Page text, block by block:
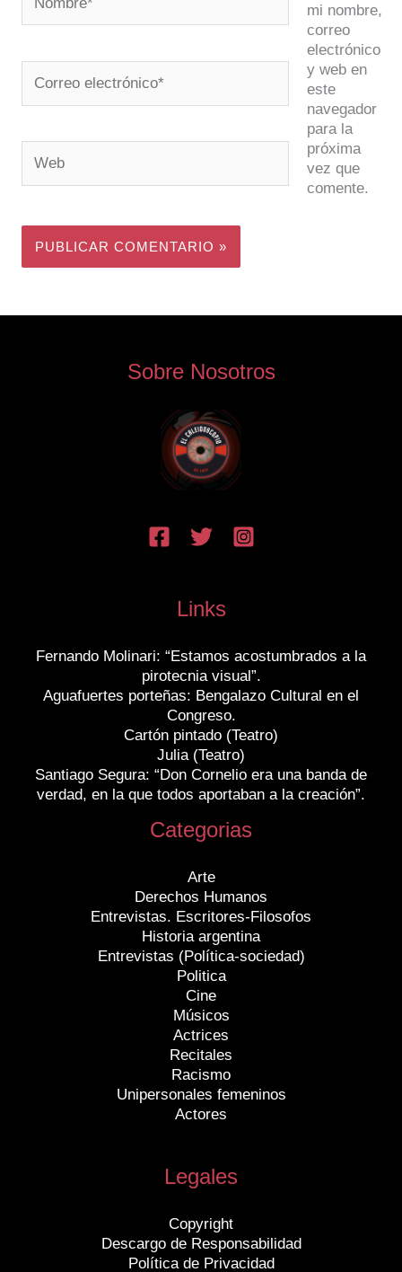
electrónico*
mi nombre,
correo
electrónico
y web en
este
navegador
para la
próxima
vez que
comente.
Sobre Nosotros
Links
Fernando Molinari: “Estamos acostumbrados a la
pirotecnia visual”.
Aguafuertes porteñas: Bengalazo Cultural en el
Congreso.
Cartón pintado (Teatro)
Julia (Teatro)
Santiago Segura: “Don Cornelio era una banda de
verdad, en la que todos aportaban a la creación”.
Categorias
Arte
Derechos Humanos
Entrevistas. Escritores-Filosofos
Historia argentina
Entrevistas (Política-sociedad)
Politica
Cine
Músicos
Actrices
Recitales
Racismo
Unipersonales femeninos
Actores
Legales
Copyright
Descargo de Responsabilidad
Política de Privacidad